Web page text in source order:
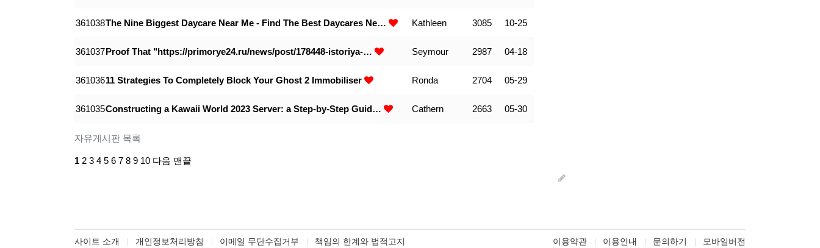
자유게시판 목록
361038The Nine Biggest Daycare Near Me - Find The Best Daycares Ne… Kathleen 3085 10-25
361037Proof That "https://primorye24.ru/news/post/178448-istoriya-… Seymour 2987 04-18
36103611 Strategies To Completely Block Your Ghost 2 Immobiliser Ronda 2704 05-29
361035Constructing a Kawaii World 2023 Server: a Step-by-Step Guid… Cathern 2663 05-30
1 2 3 4 5 6 7 8 9 10 다음 맨끝
사이트 소개 개인정보처리방침 이메일 무단수집거부 책임의 한계와 법적고지 이용약관 이용안내 문의하기 모바일버전